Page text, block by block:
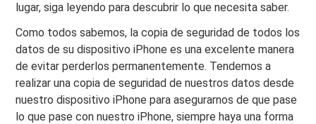
lugar, siga leyendo para descubrir lo que necesita saber.
Como todos sabemos, la copia de seguridad de todos los
datos de su dispositivo iPhone es una excelente manera
de evitar perderlos permanentemente. Tendemos a
realizar una copia de seguridad de nuestros datos desde
nuestro dispositivo iPhone para asegurarnos de que pase
lo que pase con nuestro iPhone, siempre haya una forma